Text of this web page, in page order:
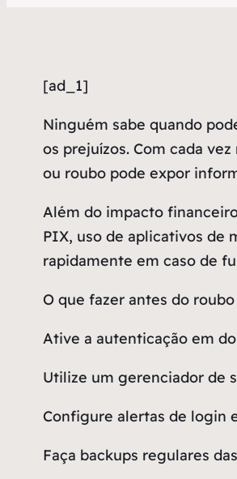
[ad_1]
Ninguém sabe quando
os prejuízos. Com cada
ou roubo pode expor
Além do impacto
PIX, uso de aplicativos de
rapidamente em caso de
O que fazer antes do roubo
Ative a autenticação em
Utilize um gerenciador de
Configure alertas de login
Faça backups regulares